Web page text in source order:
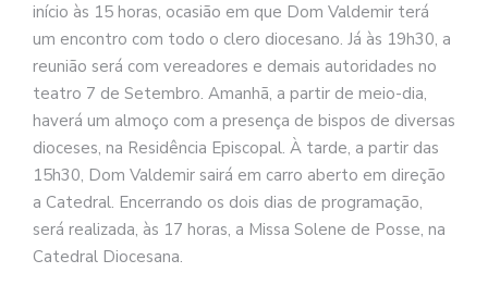
início às 15 horas, ocasião em que Dom Valdemir terá
um encontro com todo o clero diocesano. Já às 19h30, a
reunião será com vereadores e demais autoridades no
teatro 7 de Setembro. Amanhã, a partir de meio-dia,
haverá um almoço com a presença de bispos de diversas
dioceses, na Residência Episcopal. À tarde, a partir das
15h30, Dom Valdemir sairá em carro aberto em direção
a Catedral. Encerrando os dois dias de programação,
será realizada, às 17 horas, a Missa Solene de Posse, na
Catedral Diocesana.